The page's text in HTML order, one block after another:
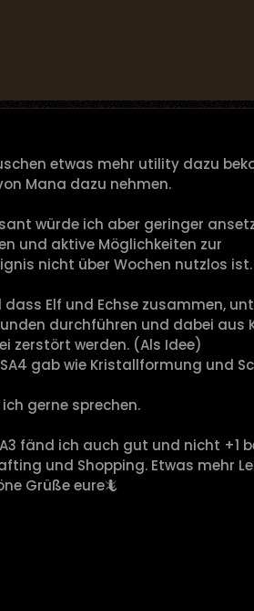
etwas mehr utility dazu
Mana dazu nehmen.
würde ich aber geringer
und aktive Möglichkeiten zur
nicht über Wochen nutzlos ist.
Elf und Echse zusammen,
durchführen und dabei aus
zerstört werden. (Als Idee)
gab wie Kristallformung und
gerne sprechen.
fänd ich auch gut und nicht +1
und Shopping. Etwas mehr
Grüße eure🦎